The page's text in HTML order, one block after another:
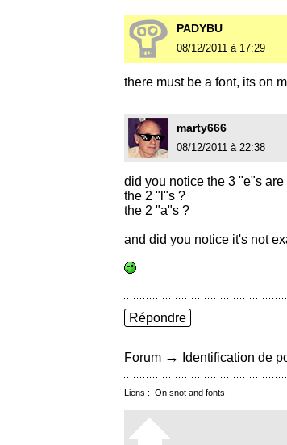
PADYBU
08/12/2011 à 17:29
there must be a font, its on
marty666
08/12/2011 à 22:38
did you notice the 3 "e"s are
the 2 "l"s ?
the 2 "a"s ?
and did you notice it's not
Répondre
Forum → Identification de
Liens : On snot and fonts